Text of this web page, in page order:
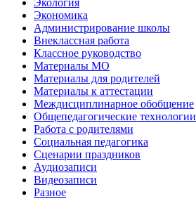
Экономика
Администрирование школы
Внеклассная работа
Классное руководство
Материалы МО
Материалы для родителей
Материалы к аттестации
Междисциплинарное обобщение
Общепедагогические технологии
Работа с родителями
Социальная педагогика
Сценарии праздников
Аудиозаписи
Видеозаписи
Разное